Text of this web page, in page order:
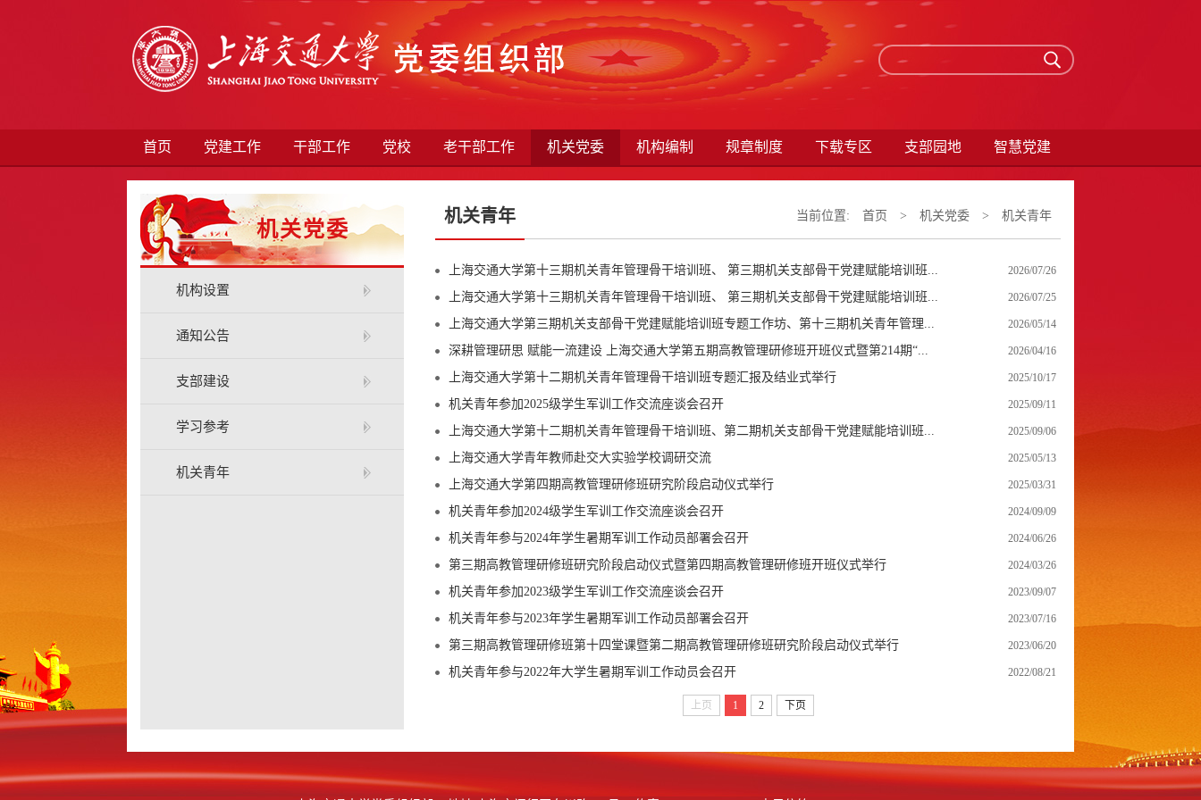
首页 党建工作 干部工作 党校 老干部工作 机关党委 机构编制 规章制度 下载专区 支部园地 智慧党建
机关党委
机构设置
通知公告
支部建设
学习参考
机关青年
机关青年 当前位置: 首页 > 机关党委 > 机关青年
上海交通大学第十三期机关青年管理骨干培训班、 第三期机关支部骨干党建赋能培训班... 2026/07/26
上海交通大学第十三期机关青年管理骨干培训班、 第三期机关支部骨干党建赋能培训班... 2026/07/25
上海交通大学第三期机关支部骨干党建赋能培训班专题工作坊、第十三期机关青年管理... 2026/05/14
深耕管理研思 赋能一流建设 上海交通大学第五期高教管理研修班开班仪式暨第214期“... 2026/04/16
上海交通大学第十二期机关青年管理骨干培训班专题汇报及结业式举行​ 2025/10/17
机关青年参加2025级学生军训工作交流座谈会召开 2025/09/11
上海交通大学第十二期机关青年管理骨干培训班、第二期机关支部骨干党建赋能培训班... 2025/09/06
上海交通大学青年教师赴交大实验学校调研交流 2025/05/13
上海交通大学第四期高教管理研修班研究阶段启动仪式举行 2025/03/31
机关青年参加2024级学生军训工作交流座谈会召开 2024/09/09
机关青年参与2024年学生暑期军训工作动员部署会召开 2024/06/26
第三期高教管理研修班研究阶段启动仪式暨第四期高教管理研修班开班仪式举行 2024/03/26
机关青年参加2023级学生军训工作交流座谈会召开 2023/09/07
机关青年参与2023年学生暑期军训工作动员部署会召开 2023/07/16
第三期高教管理研修班第十四堂课暨第二期高教管理研修班研究阶段启动仪式举行 2023/06/20
机关青年参与2022年大学生暑期军训工作动员会召开 2022/08/21
上页 1 2 下页